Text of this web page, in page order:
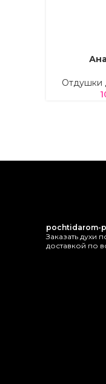
ВЫБЕРИТЕ
Отдушки
pochtidarom-
Заказать духи
доставкой по